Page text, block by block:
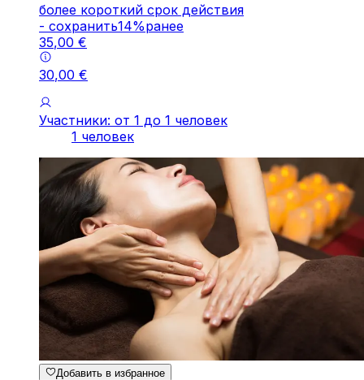
более короткий срок действия
- cохранить14%ранее
35,00 €
30,00 €
Участники: от 1 до 1 человек
1 человек
Добавить в избранное